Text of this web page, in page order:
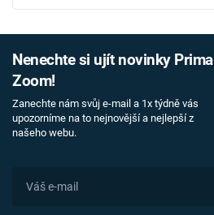
Nenechte si ujít novinky Prima
Zoom!
Zanechte nám svůj e-mail a 1x týdně vás
upozorníme na to nejnovější a nejlepší z
našeho webu.